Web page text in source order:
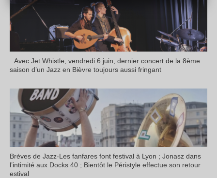
Avec Jet Whistle, vendredi 6 juin, dernier concert de la 8ème
saison d’un Jazz en Bièvre toujours aussi fringant
Brèves de Jazz-Les fanfares font festival à Lyon ; Jonasz dans
l’intimité aux Docks 40 ; Bientôt le Péristyle effectue son retour
estival